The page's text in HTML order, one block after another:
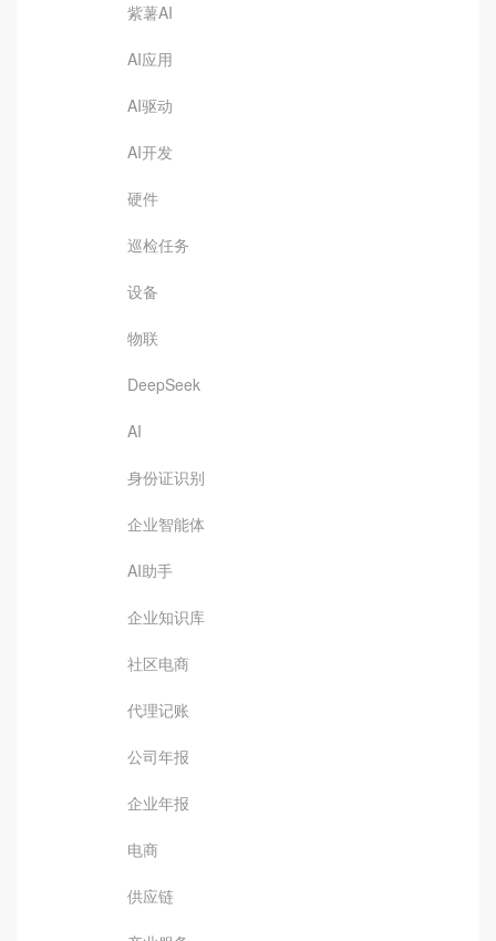
紫薯AI
AI应用
AI驱动
AI开发
硬件
巡检任务
设备
物联
DeepSeek
AI
身份证识别
企业智能体
AI助手
企业知识库
社区电商
代理记账
公司年报
企业年报
电商
供应链